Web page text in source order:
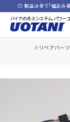
バイクの点火システム、パワー
◎ 製品は全て「組込み装
※リペアパーツ
全商品一覧